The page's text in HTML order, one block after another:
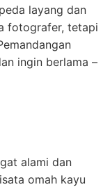
layang dan
fotografer, tetapi
ingin berlama –
alami dan
omah kayu